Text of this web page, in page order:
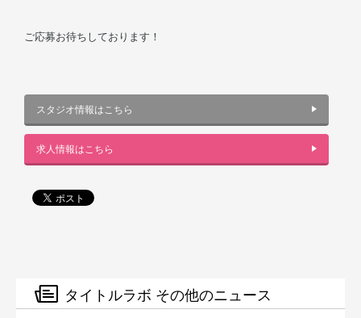
ご応募お待ちしております！
スタジオ情報はこちら
求人情報はこちら
タイトルラボ その他のニュース